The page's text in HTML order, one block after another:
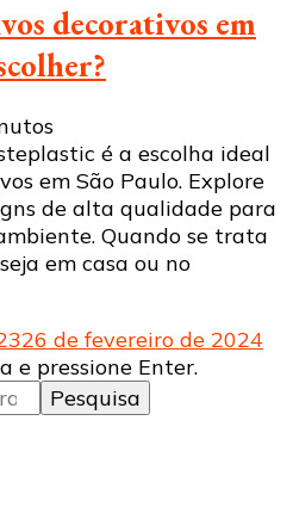
decorativos em
é a escolha ideal
em São Paulo. Explore
de alta qualidade para
Quando se trata
em casa ou no
26 de fevereiro de 2024
e pressione Enter.